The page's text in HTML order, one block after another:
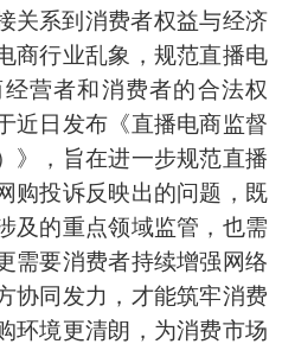
关系到消费者权益与经济
商行业乱象，规范直播电
营者和消费者的合法权
近日发布《直播电商监督
》，旨在进一步规范直播
购投诉反映出的问题，既
及的重点领域监管，也需
需要消费者持续增强网络
协同发力，才能筑牢消费
环境更清朗，为消费市场